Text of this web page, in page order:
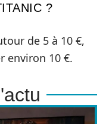
?
de 5 à 10 €,
environ 10 €.